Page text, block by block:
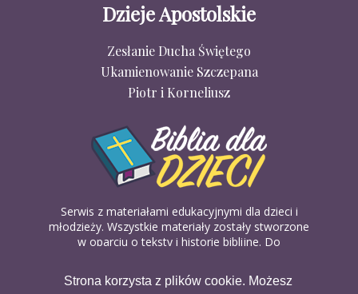
Strona korzysta z plików cookie. Możesz
Dzieje Apostolskie
Zesłanie Ducha Świętego
Ukamienowanie Szczepana
Piotr i Korneliusz
Serwis z materiałami edukacyjnymi dla dzieci i
młodzieży. Wszystkie materiały zostały stworzone
w oparciu o teksty i historie biblijne. Do
biblijnych. Można je pobierać, drukować i
udostępniać bez żadnych opłat. Materiałów